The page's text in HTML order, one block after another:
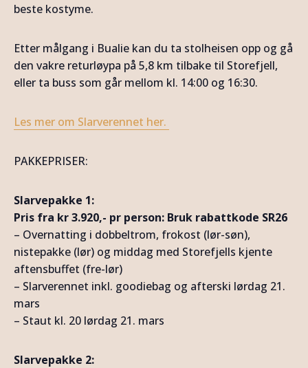
beste kostyme.
Etter målgang i Bualie kan du ta stolheisen opp og gå
den vakre returløypa på 5,8 km tilbake til Storefjell,
eller ta buss som går mellom kl. 14:00 og 16:30.
Les mer om Slarverennet her.
PAKKEPRISER:
Slarvepakke 1:
Pris fra kr 3.920,- pr person: Bruk rabattkode SR26
– Overnatting i dobbeltrom, frokost (lør-søn),
nistepakke (lør) og middag med Storefjells kjente
aftensbuffet (fre-lør)
– Slarverennet inkl. goodiebag og afterski lørdag 21.
mars
– Staut kl. 20 lørdag 21. mars
Slarvepakke 2: